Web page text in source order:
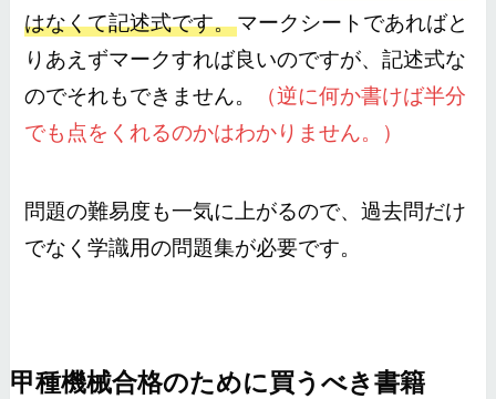
はなくて記述式です。マークシートであればと
りあえずマークすれば良いのですが、記述式な
のでそれもできません。
（逆に何か書けば半分
でも点をくれるのかはわかりません。）
問題の難易度も一気に上がるので、過去問だけ
でなく学識用の問題集が必要です。
甲種機械合格のために買うべき書籍